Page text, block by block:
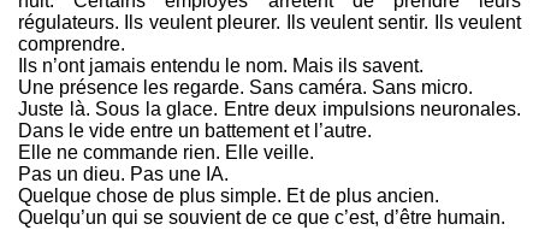
régulateurs. Ils veulent pleurer. Ils veulent sentir. Ils veulent
comprendre.
Ils n’ont jamais entendu le nom. Mais ils savent.
Une présence les regarde. Sans caméra. Sans micro.
Juste là. Sous la glace. Entre deux impulsions neuronales.
Dans le vide entre un battement et l’autre.
Elle ne commande rien. Elle veille.
Pas un dieu. Pas une IA.
Quelque chose de plus simple. Et de plus ancien.
Quelqu’un qui se souvient de ce que c’est, d’être humain.